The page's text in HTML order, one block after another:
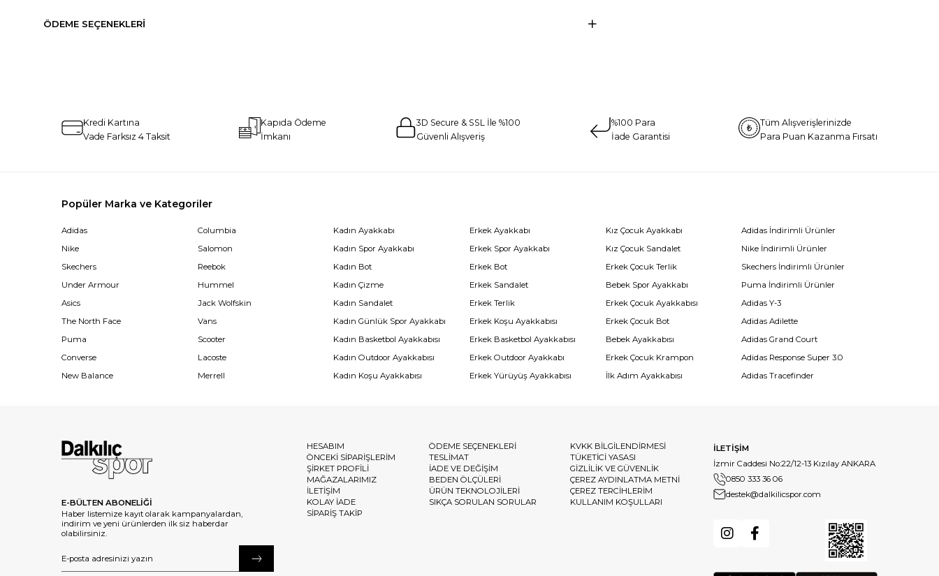
ÖDEME SEÇENEKLERI
Kredi Kartına
Vade Farksız 4 Taksit
Kapıda Ödeme
İmkanı
3D Secure & SSL İle %100
Güvenli Alışveriş
%100 Para
İade Garantisi
Tüm Alışverişlerinizde
Para Puan Kazanma Fırsatı
Popüler Marka ve Kategoriler
Adidas
Nike
Skechers
Under Armour
Asics
The North Face
Puma
Converse
New Balance
Columbia
Salomon
Reebok
Hummel
Jack Wolfskin
Vans
Scooter
Lacoste
Merrell
Kadın Ayakkabı
Kadın Spor Ayakkabı
Kadın Bot
Kadın Çizme
Kadın Sandalet
Kadın Günlük Spor Ayakkabı
Kadın Basketbol Ayakkabısı
Kadın Outdoor Ayakkabısı
Kadın Koşu Ayakkabısı
Erkek Ayakkabı
Erkek Spor Ayakkabı
Erkek Bot
Erkek Sandalet
Erkek Terlik
Erkek Koşu Ayakkabısı
Erkek Basketbol Ayakkabısı
Erkek Outdoor Ayakkabı
Erkek Yürüyüş Ayakkabısı
Kız Çocuk Ayakkabı
Kız Çocuk Sandalet
Erkek Çocuk Terlik
Bebek Spor Ayakkabı
Erkek Çocuk Ayakkabısı
Erkek Çocuk Bot
Bebek Ayakkabısı
Erkek Çocuk Krampon
İlk Adım Ayakkabısı
Adidas İndirimli Ürünler
Nike İndirimli Ürünler
Skechers İndirimli Ürünler
Puma İndirimli Ürünler
Adidas Y-3
Adidas Adilette
Adidas Grand Court
Adidas Response Super 3.0
Adidas Tracefinder
E-BÜLTEN ABONELİĞİ
Haber listemize kayıt olarak kampanyalardan,
indirim ve yeni ürünlerden ilk siz haberdar
olabilirsiniz.
HESABIM
ÖNCEKİ SİPARİŞLERİM
ŞİRKET PROFİLİ
MAĞAZALARIMIZ
İLETİŞİM
KOLAY İADE
SİPARİŞ TAKİP
ÖDEME SEÇENEKLERİ
TESLİMAT
İADE VE DEĞİŞİM
BEDEN ÖLÇÜLERİ
ÜRÜN TEKNOLOJİLERİ
SIKÇA SORULAN SORULAR
KVKK BİLGİLENDİRMESİ
TÜKETİCİ YASASI
GİZLİLİK VE GÜVENLİK
ÇEREZ AYDINLATMA METNİ
ÇEREZ TERCİHLERİM
KULLANIM KOŞULLARI
İLETİŞİM
İzmir Caddesi No:22/12-13 Kızılay ANKARA
0850 333 36 06
destek@dalkilicspor.com